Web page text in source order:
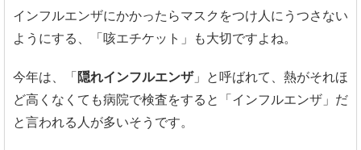
インフルエンザにかかったらマスクをつけ人にうつさない
ようにする、「咳エチケット」も大切ですよね。
今年は、「隠れインフルエンザ」と呼ばれて、熱がそれほ
ど高くなくても病院で検査をすると「インフルエンザ」だ
と言われる人が多いそうです。